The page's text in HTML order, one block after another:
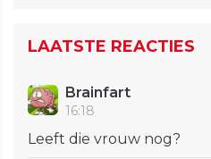
LAATSTE REACTIES
Brainfart
16:18
Leeft die vrouw nog?